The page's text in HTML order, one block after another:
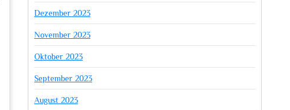
Dezember 2023
November 2023
Oktober 2023
September 2023
August 2023